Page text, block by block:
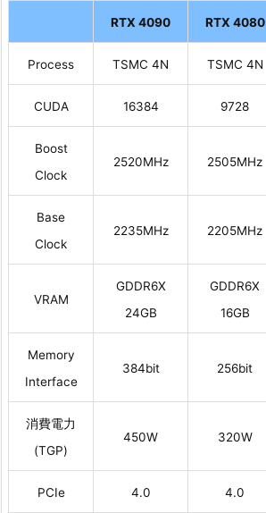
RTX 4090 RTX 4080
Process TSMC 4N TSMC 4N
CUDA 16384 9728
Boost
Clock
2520MHz 2505MHz
Base
Clock
2235MHz 2205MHz
VRAM
GDDR6X
24GB
GDDR6X
16GB
Memory
Interface
384bit 256bit
消費電力
(TGP)
450W 320W
PCIe 4.0 4.0